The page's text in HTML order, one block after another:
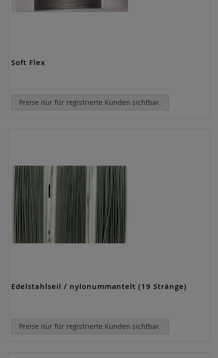
Soft Flex
Preise nur für registrierte Kunden sichtbar.
Edelstahlseil / nylonummantelt (19 Stränge)
Preise nur für registrierte Kunden sichtbar.